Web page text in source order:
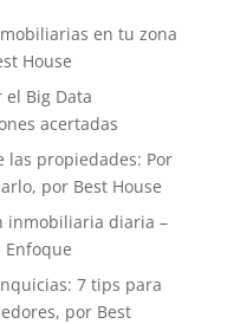
en tu zona
House
el Big Data
acertadas
las propiedades: Por
por Best House
inmobiliaria diaria –
Enfoque
7 tips para
por Best